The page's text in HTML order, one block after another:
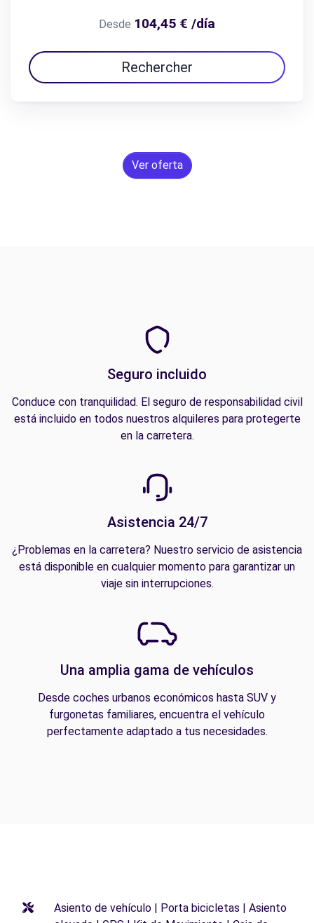
Desde 104,45 € /día
Rechercher
Ver oferta
Seguro incluido
Conduce con tranquilidad. El seguro de responsabilidad civil
está incluido en todos nuestros alquileres para protegerte
en la carretera.
Asistencia 24/7
¿Problemas en la carretera? Nuestro servicio de asistencia
está disponible en cualquier momento para garantizar un
viaje sin interrupciones.
Una amplia gama de vehículos
Desde coches urbanos económicos hasta SUV y
furgonetas familiares, encuentra el vehículo
perfectamente adaptado a tus necesidades.
Asiento de vehículo | Porta bicicletas | Asiento